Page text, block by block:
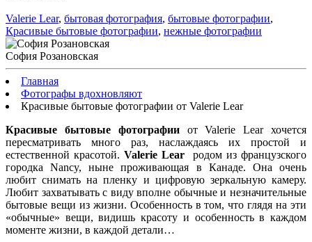
Valerie Lear, бытовая фотография, бытовые фотографии,
Красивые бытовые фотографии, нежные фотографии
София Розановская
Главная
Фотографы вдохновляют
Красивые бытовые фотографии от Valerie Lear
Красивые бытовые фотографииот Valerie Lear хочется
пересматривать много раз, наслаждаясь их простой и
естественной красотой. Valerie Lear родом из французского
городка Nancy, ныне проживающая в Канаде. Она очень
любит снимать на пленку и цифровую зеркальную камеру.
Любит захватывать с виду вполне обычные и незначительные
бытовые вещи из жизни. Особенность в том, что глядя на эти
«обычные» вещи, видишь красоту и особенность в каждом
моменте жизни, в каждой детали…